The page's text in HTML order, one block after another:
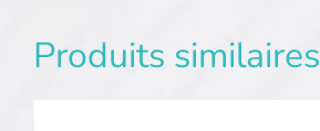
Produits similaires